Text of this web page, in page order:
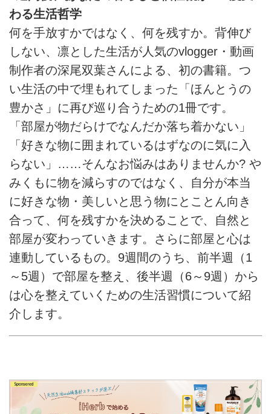
わる生活哲学
何を手放すかではなく、何を残すか。背伸び
しない、凛とした生活が人気のvlogger・動画
制作者の深尾双葉さんによる、初の書籍。つ
い生活の中で埋もれてしまった「ほんとうの
豊かさ」に再び巡り合うための1冊です。
「部屋が物だらけでなんだか落ち着かない」
「好きな物に囲まれているはずなのに気に入
らない」……そんなお悩みはありませんか? や
みくもに物を減らすのではなく、自分が本当
に好きな物・美しいと思う物にとことん向き
合って、何を残すかを決めることで、自然と
部屋が変わっていきます。さらに部屋と心は
連動しているもの。9週間のうち、前半週（1
～5週）で部屋を整え、後半週（6～9週）から
は心を整えていくための生活習慣について紹
介します。